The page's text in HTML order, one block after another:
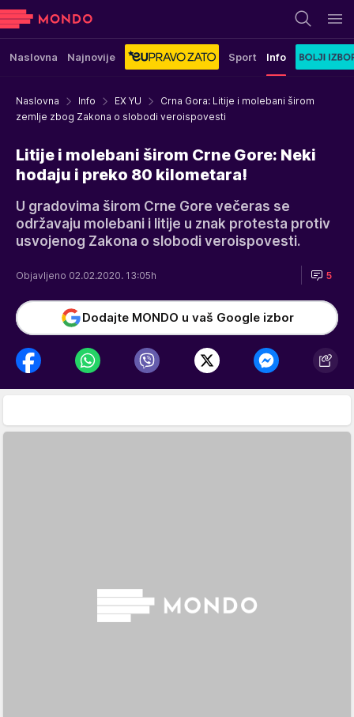
Naslovna Najnovije Sport Info
Naslovna Info EX YU
Crna Gora: Litije i molebani širom
zemlje zbog Zakona o slobodi veroispovesti
Litije i molebani širom Crne Gore: Neki
hodaju i preko 80 kilometara!
U gradovima širom Crne Gore večeras se
održavaju molebani i litije u znak protesta protiv
usvojenog Zakona o slobodi veroispovesti.
Objavljeno 02.02.2020. 13:05h 5
Dodajte MONDO u vaš Google izbor